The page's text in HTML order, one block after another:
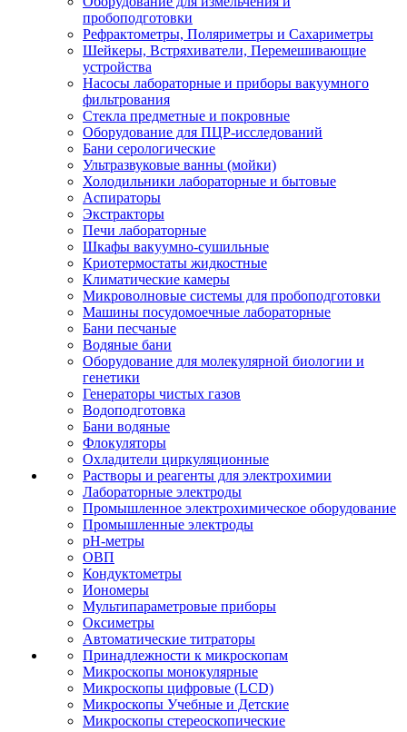
пробоподготовки
Рефрактометры, Поляриметры и Сахариметры
Шейкеры, Встряхиватели, Перемешивающие
устройства
Насосы лабораторные и приборы вакуумного
фильтрования
Стекла предметные и покровные
Оборудование для ПЦР-исследований
Бани серологические
Ультразвуковые ванны (мойки)
Холодильники лабораторные и бытовые
Аспираторы
Экстракторы
Печи лабораторные
Шкафы вакуумно-сушильные
Криотермостаты жидкостные
Климатические камеры
Микроволновые системы для пробоподготовки
Машины посудомоечные лабораторные
Бани песчаные
Водяные бани
Оборудование для молекулярной биологии и
генетики
Генераторы чистых газов
Водоподготовка
Бани водяные
Флокуляторы
Охладители циркуляционные
Растворы и реагенты для электрохимии
Лабораторные электроды
Промышленное электрохимическое оборудование
Промышленные электроды
pH-метры
ОВП
Кондуктометры
Иономеры
Мультипараметровые приборы
Оксиметры
Автоматические титраторы
Принадлежности к микроскопам
Микроскопы монокулярные
Микроскопы цифровые (LCD)
Микроскопы Учебные и Детские
Микроскопы стереоскопические